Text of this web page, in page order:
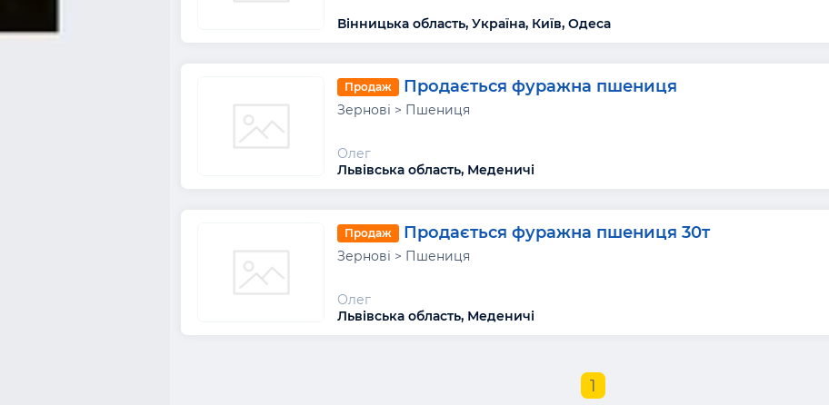
Вінницька область, Україна, Київ, Одеса
Продаж Продається фуражна пшениця
Зернові > Пшениця
Олег
Львівська область, Меденичі
Продаж Продається фуражна пшениця 30т
Зернові > Пшениця
Олег
Львівська область, Меденичі
1